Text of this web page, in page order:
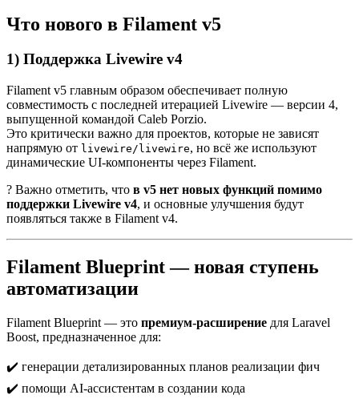
Что нового в Filament v5
1) Поддержка Livewire v4
Filament v5 главным образом обеспечивает полную
совместимость с последней итерацией Livewire — версии 4,
выпущенной командой Caleb Porzio.
Это критически важно для проектов, которые не зависят
напрямую от livewire/livewire, но всё же используют
динамические UI-компоненты через Filament.
? Важно отметить, что в v5 нет новых функций помимо
поддержки Livewire v4, и основные улучшения будут
появляться также в Filament v4.
Filament Blueprint — новая ступень
автоматизации
Filament Blueprint — это премиум-расширение для Laravel
Boost, предназначенное для:
✔️ генерации детализированных планов реализации фич
✔️ помощи AI-ассистентам в создании кода